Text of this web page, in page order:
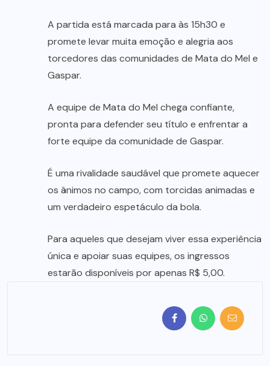
A partida está marcada para às 15h30 e
promete levar muita emoção e alegria aos
torcedores das comunidades de Mata do Mel e
Gaspar.
A equipe de Mata do Mel chega confiante,
pronta para defender seu título e enfrentar a
forte equipe da comunidade de Gaspar.
É uma rivalidade saudável que promete aquecer
os ânimos no campo, com torcidas animadas e
um verdadeiro espetáculo da bola.
Para aqueles que desejam viver essa experiência
única e apoiar suas equipes, os ingressos
estarão disponíveis por apenas R$ 5,00.